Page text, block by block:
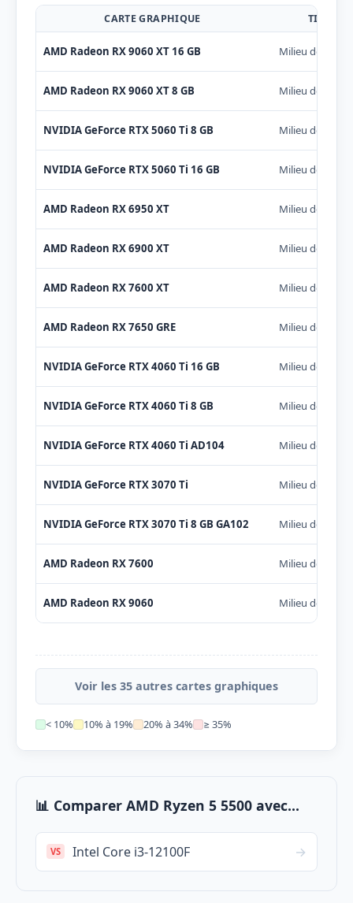
CARTE GRAPHIQUE TIER
AMD Radeon RX 9060 XT 16 GB Milieu de
AMD Radeon RX 9060 XT 8 GB Milieu de
NVIDIA GeForce RTX 5060 Ti 8 GB Milieu de
NVIDIA GeForce RTX 5060 Ti 16 GB Milieu de
AMD Radeon RX 6950 XT Milieu de
AMD Radeon RX 6900 XT Milieu de
AMD Radeon RX 7600 XT Milieu de
AMD Radeon RX 7650 GRE Milieu de
NVIDIA GeForce RTX 4060 Ti 16 GB Milieu de
NVIDIA GeForce RTX 4060 Ti 8 GB Milieu de
NVIDIA GeForce RTX 4060 Ti AD104 Milieu de
NVIDIA GeForce RTX 3070 Ti Milieu de
NVIDIA GeForce RTX 3070 Ti 8 GB GA102 Milieu de
AMD Radeon RX 7600 Milieu de
AMD Radeon RX 9060 Milieu de
Voir les 35 autres cartes graphiques
< 10% 10% à 19% 20% à 34% ≥ 35%
📊 Comparer AMD Ryzen 5 5500 avec...
VS Intel Core i3-12100F →